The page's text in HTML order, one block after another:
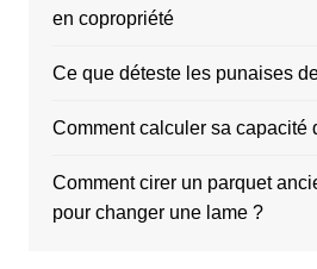
en copropriété
Ce que déteste les punaises
Comment calculer sa capacité
Comment cirer un parquet
pour changer une lame ?